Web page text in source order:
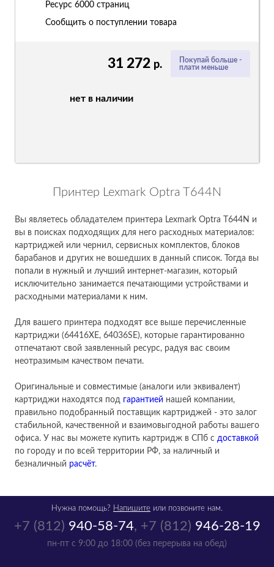
Покупай больше -
плати меньше
31 272 р.
нет в наличии
Ресурс 6000 страниц
Сообщить о поступлении товара
Принтер Lexmark Optra T644N
Вы являетесь обладателем принтера Lexmark Optra T644N и
вы в поисках подходящих для него расходных материалов:
картриджей или чернил, сервисных комплектов, блоков
барабанов и других не вошедших в данный список. Тогда вы
попали в нужный и лучший интернет-магазин, который
исключительно занимается печатающими устройствами и
расходными материалами к ним.
Для вашего принтера подходят все выше перечисленные
картриджи (64416XE, 64036SE), которые гарантированно
отпечатают свой заявленный ресурс, радуя вас своим
неотразимым качеством печати.
Оригинальные и совместимые (аналоги или эквивалент)
картриджи находятся под гарантией нашей компании,
правильно подобранный поставщик картриджей - это залог
стабильной, качественной и взаимовыгодной работы вашего
офиса. У нас вы можете купить картридж в СПб с доставкой
по городу и по всей территории РФ, за наличный и
безналичный расчёт.
+7 (812) 940-58-74, +7 (812) 946-28-19
пн-пт с 9:00 до 18:00 (без перерыва на обед)
Нужна помощь? Напишите или позвоните нам.